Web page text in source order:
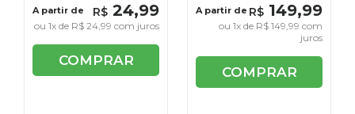
A partir de R$ 24,99
ou1x de R$ 24,99 com juros
COMPRAR
A partir de R$ 149,99
ou1x de R$ 149,99 com
juros
COMPRAR